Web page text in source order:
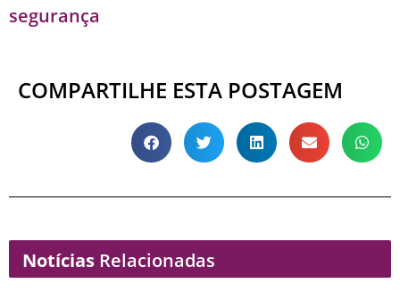
segurança
COMPARTILHE ESTA POSTAGEM
Notícias Relacionadas